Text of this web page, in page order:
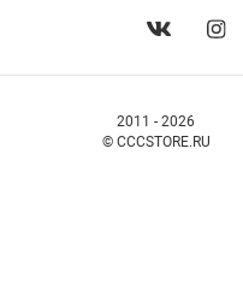
2011 - 2026
© CCCSTORE.RU